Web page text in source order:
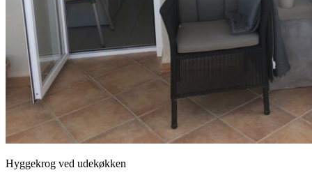
Hyggekrog ved udekøkken